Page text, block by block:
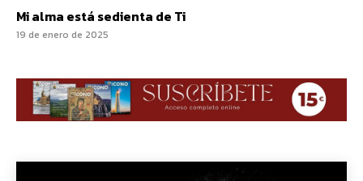
Mi alma está sedienta de Ti
19 de enero de 2025